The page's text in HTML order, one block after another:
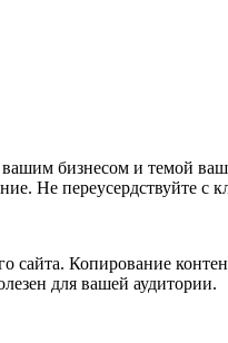
бизнесом и темой
Не переусердствуйте
сайта. Копирование
для вашей аудитории.